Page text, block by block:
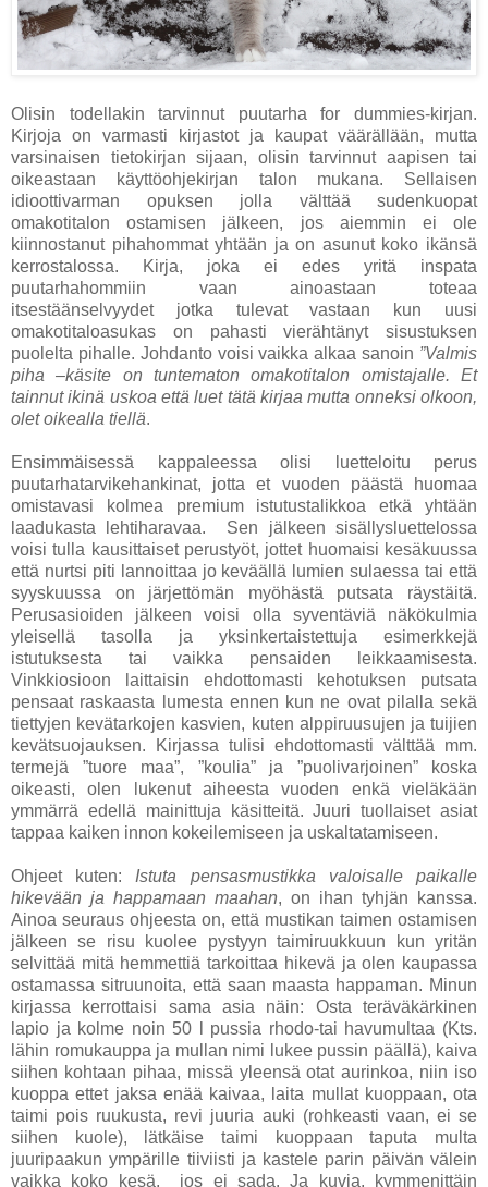
Olisin todellakin tarvinnut puutarha for dummies-kirjan.
Kirjoja on varmasti kirjastot ja kaupat väärällään, mutta
varsinaisen tietokirjan sijaan, olisin tarvinnut aapisen tai
oikeastaan käyttöohjekirjan talon mukana. Sellaisen
idioottivarman opuksen jolla välttää sudenkuopat
omakotitalon ostamisen jälkeen, jos aiemmin ei ole
kiinnostanut pihahommat yhtään ja on asunut koko ikänsä
kerrostalossa. Kirja, joka ei edes yritä inspata
puutarhahommiin vaan ainoastaan toteaa
itsestäänselvyydet jotka tulevat vastaan kun uusi
omakotitaloasukas on pahasti vierähtänyt sisustuksen
puolelta pihalle. Johdanto voisi vaikka alkaa sanoin ”Valmis
piha –käsite on tuntematon omakotitalon omistajalle. Et
tainnut ikinä uskoa että luet tätä kirjaa mutta onneksi olkoon,
olet oikealla tiellä.
Ensimmäisessä kappaleessa olisi luetteloitu perus
puutarhatarvikehankinat, jotta et vuoden päästä huomaa
omistavasi kolmea premium istutustalikkoa etkä yhtään
laadukasta lehtiharavaa. Sen jälkeen sisällysluettelossa
voisi tulla kausittaiset perustyöt, jottet huomaisi kesäkuussa
että nurtsi piti lannoittaa jo keväällä lumien sulaessa tai että
syyskuussa on järjettömän myöhästä putsata räystäitä.
Perusasioiden jälkeen voisi olla syventäviä näkökulmia
yleisellä tasolla ja yksinkertaistettuja esimerkkejä
istutuksesta tai vaikka pensaiden leikkaamisesta.
Vinkkiosioon laittaisin ehdottomasti kehotuksen putsata
pensaat raskaasta lumesta ennen kun ne ovat pilalla sekä
tiettyjen kevätarkojen kasvien, kuten alppiruusujen ja tuijien
kevätsuojauksen. Kirjassa tulisi ehdottomasti välttää mm.
termejä ”tuore maa”, ”koulia” ja ”puolivarjoinen” koska
oikeasti, olen lukenut aiheesta vuoden enkä vieläkään
ymmärrä edellä mainittuja käsitteitä. Juuri tuollaiset asiat
tappaa kaiken innon kokeilemiseen ja uskaltatamiseen.
Ohjeet kuten: Istuta pensasmustikka valoisalle paikalle
hikevään ja happamaan maahan, on ihan tyhjän kanssa.
Ainoa seuraus ohjeesta on, että mustikan taimen ostamisen
jälkeen se risu kuolee pystyyn taimiruukkuun kun yritän
selvittää mitä hemmettiä tarkoittaa hikevä ja olen kaupassa
ostamassa sitruunoita, että saan maasta happaman. Minun
kirjassa kerrottaisi sama asia näin: Osta teräväkärkinen
lapio ja kolme noin 50 l pussia rhodo-tai havumultaa (Kts.
lähin romukauppa ja mullan nimi lukee pussin päällä), kaiva
siihen kohtaan pihaa, missä yleensä otat aurinkoa, niin iso
kuoppa ettet jaksa enää kaivaa, laita mullat kuoppaan, ota
taimi pois ruukusta, revi juuria auki (rohkeasti vaan, ei se
siihen kuole), lätkäise taimi kuoppaan taputa multa
juuripaakun ympärille tiiviisti ja kastele parin päivän välein
vaikka koko kesä, jos ei sada. Ja kuvia, kymmenittäin